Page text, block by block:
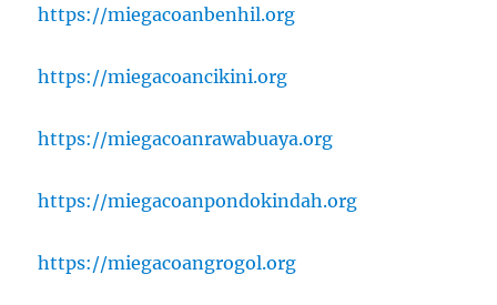
https://miegacoanbenhil.org
https://miegacoancikini.org
https://miegacoanrawabuaya.org
https://miegacoanpondokindah.org
https://miegacoangrogol.org